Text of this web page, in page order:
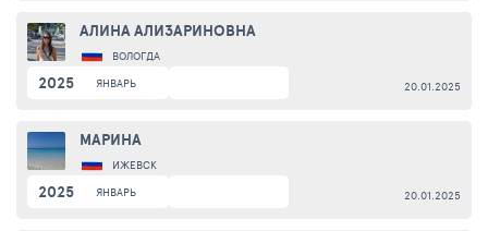
АЛИНА АЛИЗАРИНОВНА
ВОЛОГДА
2025 ЯНВАРЬ 20.01.2025
МАРИНА
ИЖЕВСК
2025 ЯНВАРЬ 20.01.2025